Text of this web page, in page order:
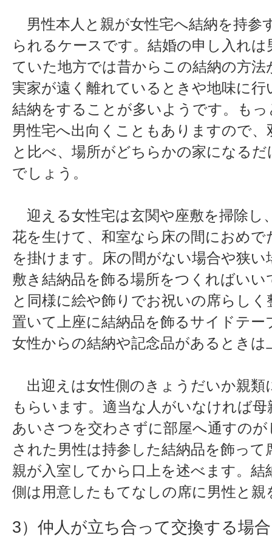
男性本人と親が女性宅へ結納を持参
られるケースです。結婚の申し入れ
ていた地方では昔からこの結納の方
実家が遠く離れているときや地味に
結納をすることが多いようです。も
男性宅へ出向くこともありますので
と比べ、場所がどちらかの家になる
でしょう。
迎える女性宅は玄関や座敷を掃除し
花を生けて、和室なら床の間におめ
を掛けます。床の間がない場合や狭
敷き結納品を飾る場所をつくればい
と同様に絵や飾りでお祝いの席らし
置いて上座に結納品を飾るサイドテ
女性からの結納や記念品があるとき
出迎えは女性側のきょうだいか親類
もらいます。適当な人がいなければ
あいさつを交わさずに部屋へ通すの
された男性は持参した結納品を飾っ
親が入室してから口上を述べます。結
側は用意したもてなしの席に男性と親
3）仲人が立ち合って交換する場合